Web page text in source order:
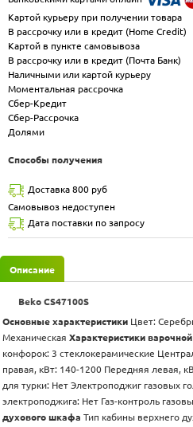
Картой курьеру при получении товара
В рассрочку или в кредит (Home Credit)
Картой в пункте самовывоза
В рассрочку или в кредит (Почта Банк)
Наличными или картой курьеру
Моментальная рассрочка
Сбер-Кредит
Сбер-Рассрочка
Долями
Способы получения
Доставка 800 руб
Самовывоз недоступен
Дата поставки по запросу
Описание
Beko CS47100S
Основные характеристики Цвет:
Механическая Характеристики
конфорок: 3 стеклокерамические
правая, кВт: 140-1200 Передняя левая,
для турки: Нет Электроподжиг газовых
электроподжига: Нет Газ-контроль
духового шкафа Тип кабины верхнего